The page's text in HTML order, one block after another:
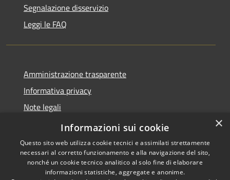
Segnalazione disservizio
Leggi le FAQ
Amministrazione trasparente
Informativa privacy
Note legali
Dichiarazione di accessibilità
Copyright © 2026 • Comune di
×
Informazioni sui cookie
Questo sito web utilizza cookie tecnici e assimilati strettamente
necessari al corretto funzionamento e alla navigazione del sito,
nonché un cookie tecnico analitico al solo fine di elaborare
informazioni statistiche, aggregate e anonime.